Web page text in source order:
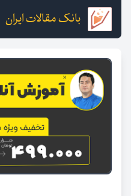
بانک مقالات ایران